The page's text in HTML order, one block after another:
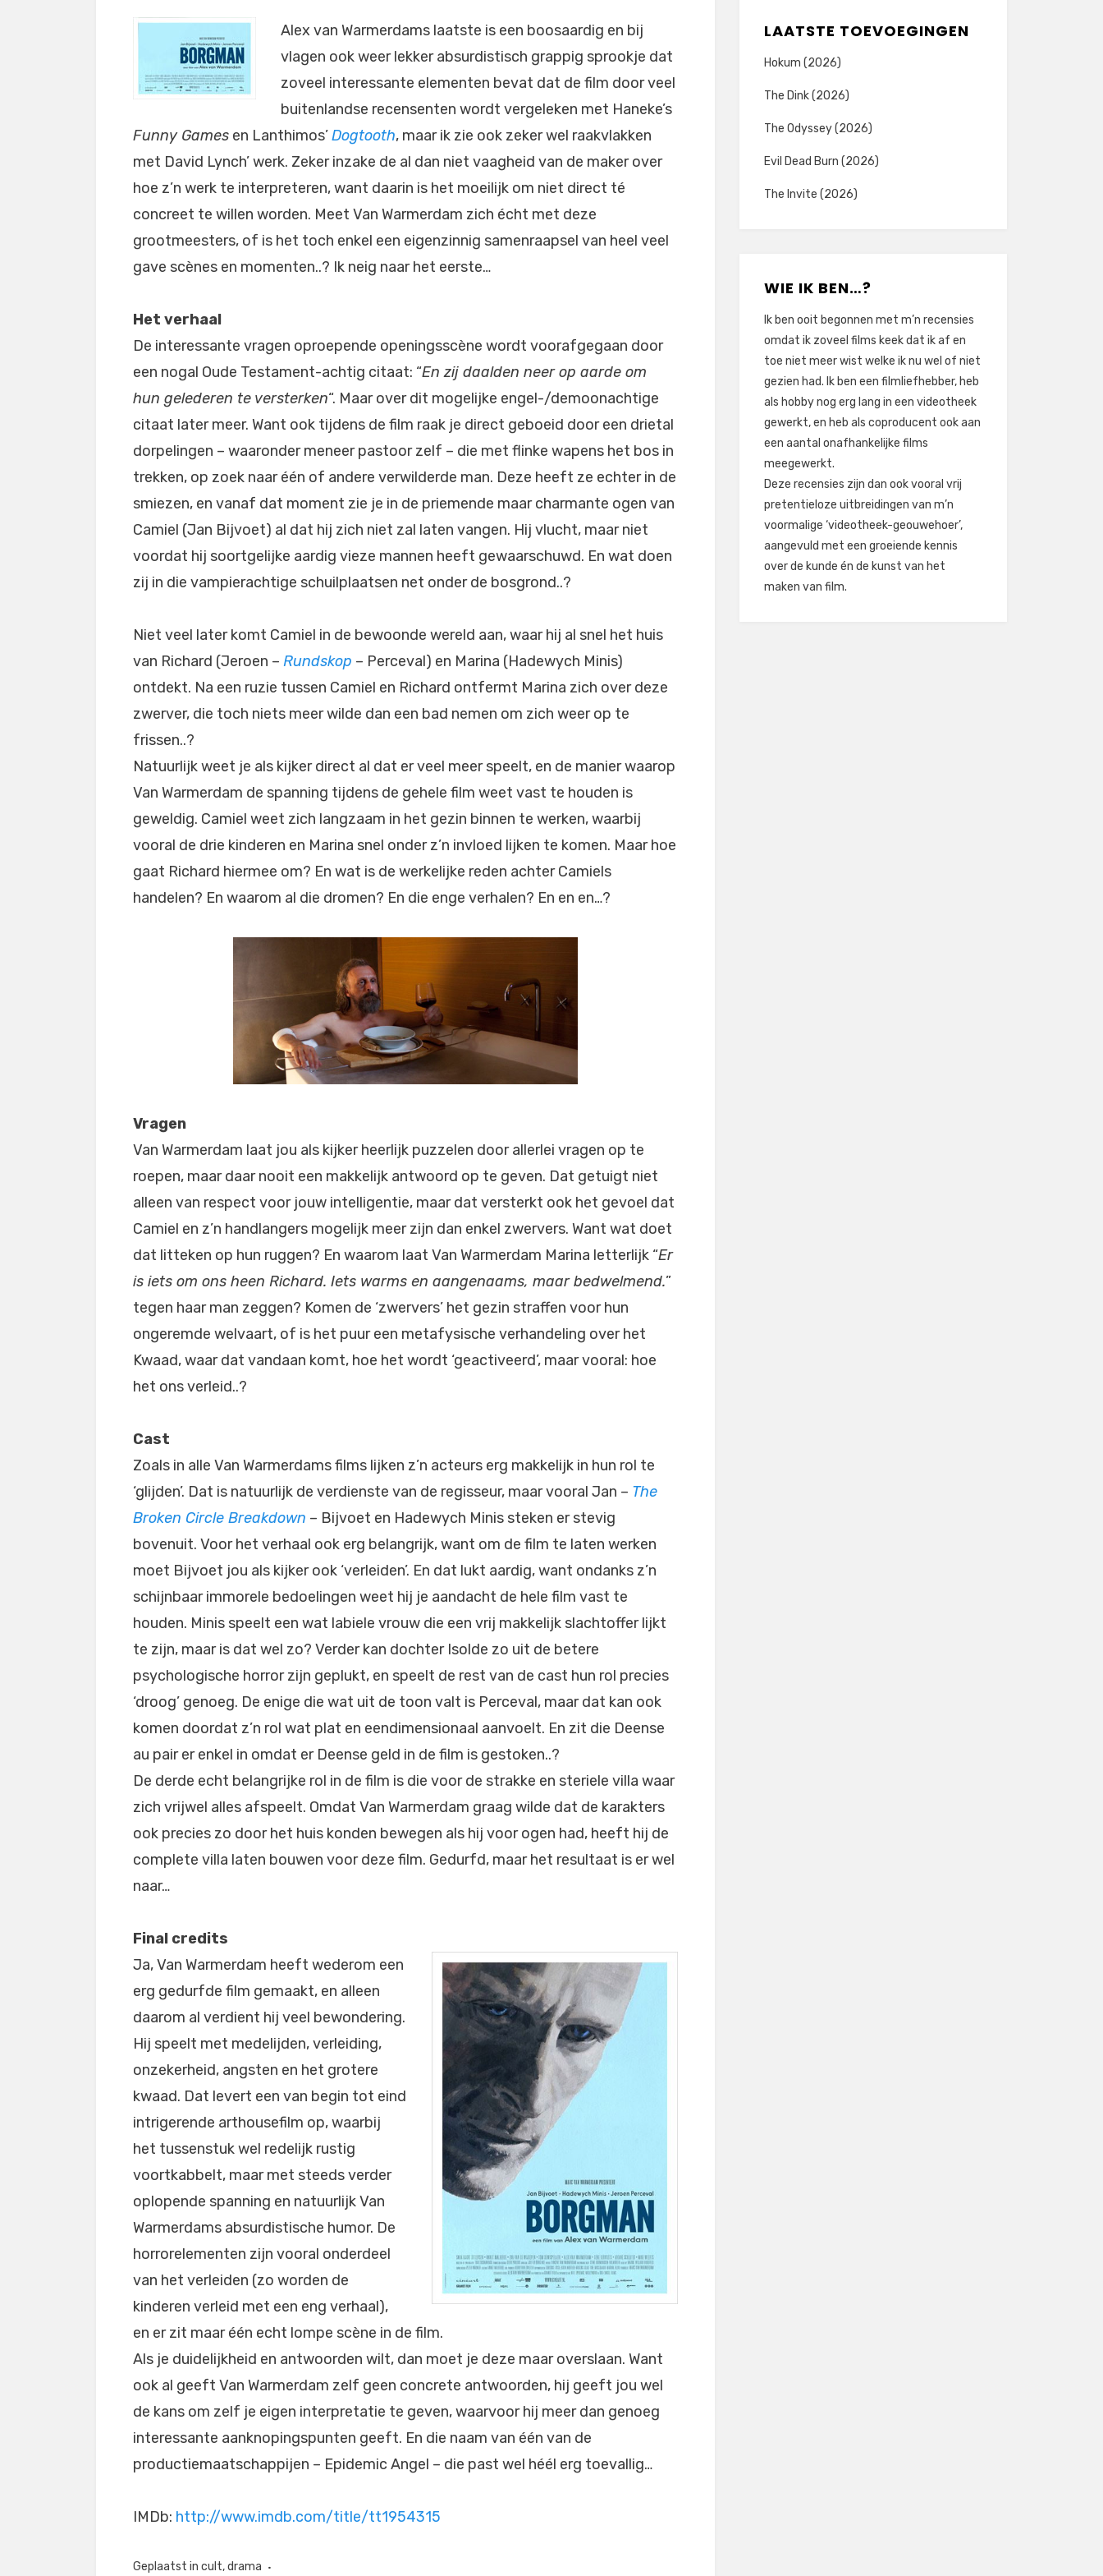
Alex van Warmerdams laatste is een boosaardig en bij
vlagen ook weer lekker absurdistisch grappig sprookje dat
zoveel interessante elementen bevat dat de film door veel
buitenlandse recensenten wordt vergeleken met Haneke’s
Funny Games en Lanthimos’Dogtooth, maar ik zie ook zeker wel raakvlakken
met David Lynch’ werk. Zeker inzake de al dan niet vaagheid van de maker over
hoe z’n werk te interpreteren, want daarin is het moeilijk om niet direct té
concreet te willen worden. Meet Van Warmerdam zich écht met deze
grootmeesters, of is het toch enkel een eigenzinnig samenraapsel van heel veel
gave scènes en momenten..? Ik neig naar het eerste…
Het verhaal
De interessante vragen oproepende openingsscène wordt voorafgegaan door
een nogal Oude Testament-achtig citaat: “En zij daalden neer op aarde om
hun gelederen te versterken“. Maar over dit mogelijke engel-/demoonachtige
citaat later meer. Want ook tijdens de film raak je direct geboeid door een drietal
dorpelingen – waaronder meneer pastoor zelf – die met flinke wapens het bos in
trekken, op zoek naar één of andere verwilderde man. Deze heeft ze echter in de
smiezen, en vanaf dat moment zie je in de priemende maar charmante ogen van
Camiel (Jan Bijvoet) al dat hij zich niet zal laten vangen. Hij vlucht, maar niet
voordat hij soortgelijke aardig vieze mannen heeft gewaarschuwd. En wat doen
zij in die vampierachtige schuilplaatsen net onder de bosgrond..?
Niet veel later komt Camiel in de bewoonde wereld aan, waar hij al snel het huis
van Richard (Jeroen – Rundskop – Perceval) en Marina (Hadewych Minis)
ontdekt. Na een ruzie tussen Camiel en Richard ontfermt Marina zich over deze
zwerver, die toch niets meer wilde dan een bad nemen om zich weer op te
frissen..?
Natuurlijk weet je als kijker direct al dat er veel meer speelt, en de manier waarop
Van Warmerdam de spanning tijdens de gehele film weet vast te houden is
geweldig. Camiel weet zich langzaam in het gezin binnen te werken, waarbij
vooral de drie kinderen en Marina snel onder z’n invloed lijken te komen. Maar hoe
gaat Richard hiermee om? En wat is de werkelijke reden achter Camiels
handelen? En waarom al die dromen? En die enge verhalen? En en en…?
Vragen
Van Warmerdam laat jou als kijker heerlijk puzzelen door allerlei vragen op te
roepen, maar daar nooit een makkelijk antwoord op te geven. Dat getuigt niet
alleen van respect voor jouw intelligentie, maar dat versterkt ook het gevoel dat
Camiel en z’n handlangers mogelijk meer zijn dan enkel zwervers. Want wat doet
dat litteken op hun ruggen? En waarom laat Van Warmerdam Marina letterlijk “Er
is iets om ons heen Richard. Iets warms en aangenaams, maar bedwelmend.”
tegen haar man zeggen? Komen de ‘zwervers’ het gezin straffen voor hun
ongeremde welvaart, of is het puur een metafysische verhandeling over het
Kwaad, waar dat vandaan komt, hoe het wordt ‘geactiveerd’, maar vooral: hoe
het ons verleid..?
Cast
Zoals in alle Van Warmerdams films lijken z’n acteurs erg makkelijk in hun rol te
‘glijden’. Dat is natuurlijk de verdienste van de regisseur, maar vooral Jan – The
Broken Circle Breakdown – Bijvoet en Hadewych Minis steken er stevig
bovenuit. Voor het verhaal ook erg belangrijk, want om de film te laten werken
moet Bijvoet jou als kijker ook ‘verleiden’. En dat lukt aardig, want ondanks z’n
schijnbaar immorele bedoelingen weet hij je aandacht de hele film vast te
houden. Minis speelt een wat labiele vrouw die een vrij makkelijk slachtoffer lijkt
te zijn, maar is dat wel zo? Verder kan dochter Isolde zo uit de betere
psychologische horror zijn geplukt, en speelt de rest van de cast hun rol precies
‘droog’ genoeg. De enige die wat uit de toon valt is Perceval, maar dat kan ook
komen doordat z’n rol wat plat en eendimensionaal aanvoelt. En zit die Deense
au pair er enkel in omdat er Deense geld in de film is gestoken..?
De derde echt belangrijke rol in de film is die voor de strakke en steriele villa waar
zich vrijwel alles afspeelt. Omdat Van Warmerdam graag wilde dat de karakters
ook precies zo door het huis konden bewegen als hij voor ogen had, heeft hij de
complete villa laten bouwen voor deze film. Gedurfd, maar het resultaat is er wel
naar…
Final credits
Ja, Van Warmerdam heeft wederom een
erg gedurfde film gemaakt, en alleen
daarom al verdient hij veel bewondering.
Hij speelt met medelijden, verleiding,
onzekerheid, angsten en het grotere
kwaad. Dat levert een van begin tot eind
intrigerende arthousefilm op, waarbij
het tussenstuk wel redelijk rustig
voortkabbelt, maar met steeds verder
oplopende spanning en natuurlijk Van
Warmerdams absurdistische humor. De
horrorelementen zijn vooral onderdeel
van het verleiden (zo worden de
kinderen verleid met een eng verhaal),
en er zit maar één echt lompe scène in de film.
Als je duidelijkheid en antwoorden wilt, dan moet je deze maar overslaan. Want
ook al geeft Van Warmerdam zelf geen concrete antwoorden, hij geeft jou wel
de kans om zelf je eigen interpretatie te geven, waarvoor hij meer dan genoeg
interessante aanknopingspunten geeft. En die naam van één van de
productiemaatschappijen – Epidemic Angel – die past wel héél erg toevallig…
IMDb: http://www.imdb.com/title/tt1954315
Geplaatst in cult,drama
LAATSTE TOEVOEGINGEN
Hokum (2026)
The Dink (2026)
The Odyssey (2026)
Evil Dead Burn (2026)
The Invite (2026)
WIE IK BEN…?
Ik ben ooit begonnen met m’n recensies
omdat ik zoveel films keek dat ik af en
toe niet meer wist welke ik nu wel of niet
gezien had. Ik ben een filmliefhebber, heb
als hobby nog erg lang in een videotheek
gewerkt, en heb als coproducent ook aan
een aantal onafhankelijke films
meegewerkt.
Deze recensies zijn dan ook vooral vrij
pretentieloze uitbreidingen van m’n
voormalige ‘videotheek-geouwehoer’,
aangevuld met een groeiende kennis
over de kunde én de kunst van het
maken van film.